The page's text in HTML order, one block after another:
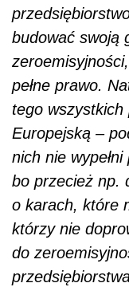
budować swoją
pełne prawo.
tego
Europejską –
nich nie
bo przecież np.
o karach, które
którzy nie
do